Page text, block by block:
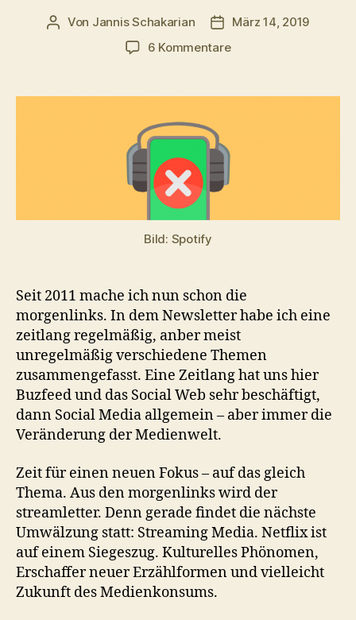
Beitragsautor
Von Jannis Schakarian Veröffentlichungsdatum
März 14, 2019
6 Kommentarezu
Apple
öffnet
seinen
YouTube
streamletter
#1
Bild: Spotify
Seit 2011 mache ich nun schon die
morgenlinks. In dem Newsletter habe ich eine
zeitlang regelmäßig, anber meist
unregelmäßig verschiedene Themen
zusammengefasst. Eine Zeitlang hat uns hier
Buzfeed und das Social Web sehr beschäftigt,
dann Social Media allgemein – aber immer die
Veränderung der Medienwelt.
Zeit für einen neuen Fokus – auf das gleich
Thema. Aus den morgenlinks wird der
streamletter. Denn gerade findet die nächste
Umwälzung statt: Streaming Media. Netflix ist
auf einem Siegeszug. Kulturelles Phönomen,
Erschaffer neuer Erzählformen und vielleicht
Zukunft des Medienkonsums.